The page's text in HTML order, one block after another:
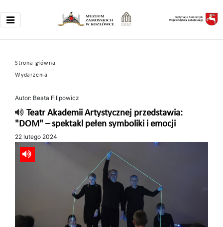
Strona główna
Wydarzenia
Autor: Beata Filipowicz
Teatr Akademii Artystycznej przedstawia:
"DOM" – spektakl pełen symboliki i emocji
22 lutego 2024